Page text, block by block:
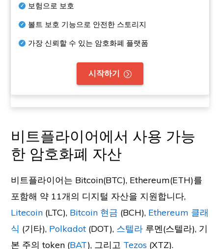
보험으로 보호
볼트 보호 기능으로 안전한 스토리지
가장 신뢰할 수 있는 암호화폐 플랫폼
시작하기
비트플라이어에서 사용 가능
한 암호화폐 자산
비트플라이어는 Bitcoin(BTC), Ethereum(ETH)를
포함해 약 11개의 디지털 자산을 지원합니다,
Litecoin (LTC), Bitcoin 현금 (BCH), Ethereum 클래
식 (기타), Polkadot (DOT), 스텔라 루멘(스텔라), 기
본 주의 token (BAT), 그리고 Tezos (XTZ).